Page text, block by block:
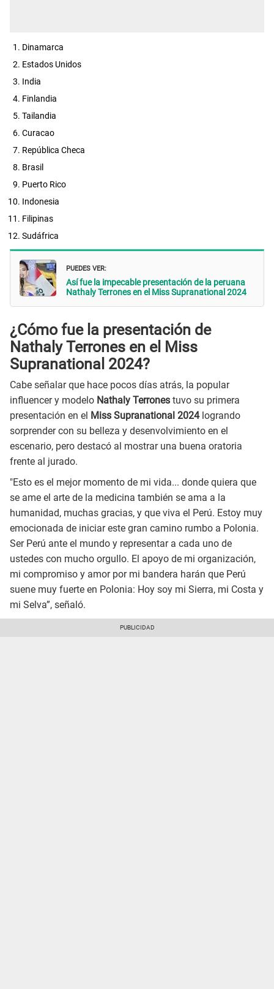
Dinamarca
Estados Unidos
India
Finlandia
Tailandia
Curacao
República Checa
Brasil
Puerto Rico
Indonesia
Filipinas
Sudáfrica
PUEDES VER:
Así fue la impecable presentación de la peruana
Nathaly Terrones en el Miss Supranational 2024
¿Cómo fue la presentación de
Nathaly Terrones en el Miss
Supranational 2024?
Cabe señalar que hace pocos días atrás, la popular
influencer y modelo Nathaly Terrones tuvo su primera
presentación en el Miss Supranational 2024 logrando
sorprender con su belleza y desenvolvimiento en el
escenario, pero destacó al mostrar una buena oratoria
frente al jurado.
"Esto es el mejor momento de mi vida... donde quiera que
se ame el arte de la medicina también se ama a la
humanidad, muchas gracias, y que viva el Perú. Estoy muy
emocionada de iniciar este gran camino rumbo a Polonia.
Ser Perú ante el mundo y representar a cada uno de
ustedes con mucho orgullo. El apoyo de mi organización,
mi compromiso y amor por mi bandera harán que Perú
suene muy fuerte en Polonia: Hoy soy mi Sierra, mi Costa y
mi Selva”, señaló.